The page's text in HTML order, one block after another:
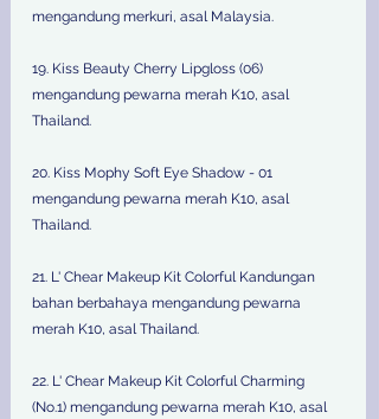
mengandung merkuri, asal Malaysia.
19. Kiss Beauty Cherry Lipgloss (06)
mengandung pewarna merah K10, asal
Thailand.
20. Kiss Mophy Soft Eye Shadow - 01
mengandung pewarna merah K10, asal
Thailand.
21. L' Chear Makeup Kit Colorful Kandungan
bahan berbahaya mengandung pewarna
merah K10, asal Thailand.
22. L' Chear Makeup Kit Colorful Charming
(No.1) mengandung pewarna merah K10, asal